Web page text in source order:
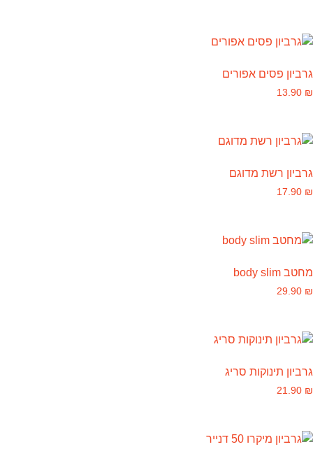
גרביון פסים אפורים
13.90 ₪
גרביון רשת מדוגם
17.90 ₪
מחטב body slim
29.90 ₪
גרביון תינוקות סריג
21.90 ₪